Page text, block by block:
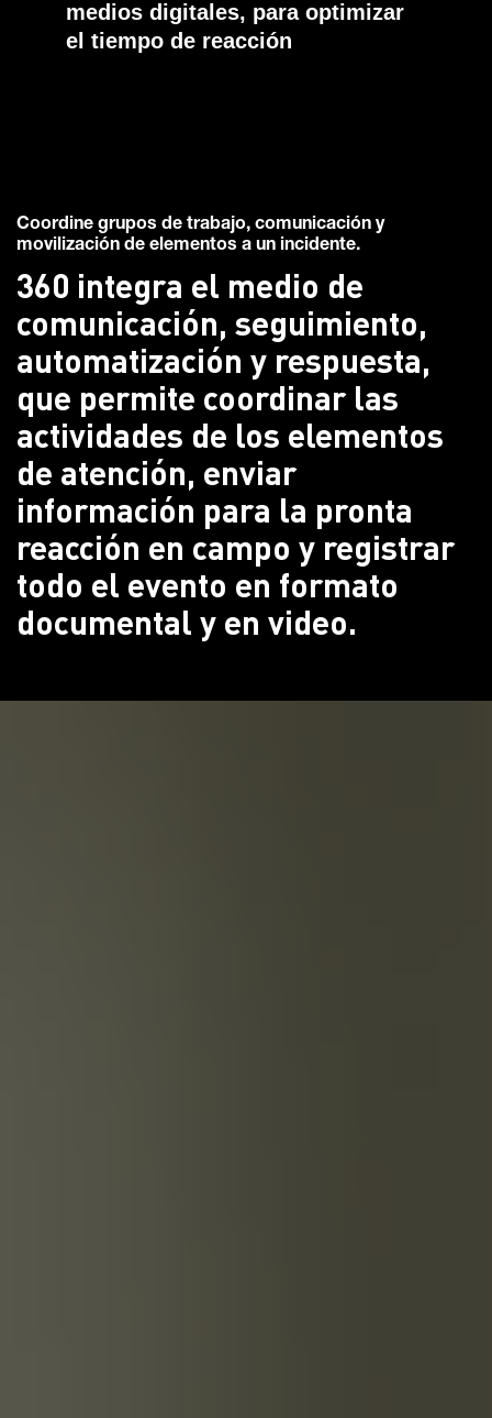
medios digitales, para optimizar
el tiempo de reacción
Coordine grupos de trabajo, comunicación y
movilización de elementos a un incidente.
360 integra el medio de
comunicación, seguimiento,
automatización y respuesta,
que permite coordinar las
actividades de los elementos
de atención, enviar
información para la pronta
reacción en campo y registrar
todo el evento en formato
documental y en video.